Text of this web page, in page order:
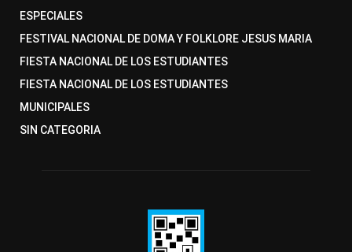
ESPECIALES
FESTIVAL NACIONAL DE DOMA Y FOLKLORE JESUS MARIA
FIESTA NACIONAL DE LOS ESTUDIANTES
FIESTA NACIONAL DE LOS ESTUDIANTES
MUNICIPALES
SIN CATEGORIA